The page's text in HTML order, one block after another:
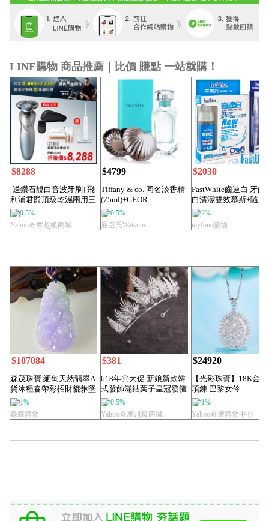
LINE購物 商品推薦｜比價 賺點 一站就購！
$8288
[送鑽石靚白音波牙刷] 飛
利浦君爵頂級乾濕兩用三
刀頭電鬍刀S...
0.5%
Yahoo奇摩超級商城
$4799
Tiffany & co. 同名淡香精
(75ml)+GEOR...
0.5%
屈臣氏Watsons
$2030
FastWhite齒速白 牙齒
白清潔雙效慕斯+隨身
齒美白...
2%
myfone購物
$107084
森茂珠寶 緬甸天然翡翠A
貨冰種春帶彩招財貔貅墜
子B6889
1%
森森購物
$381
618年㊥大促 新娘新款韓
式發飾滿鉆葉子皇冠發箍
銀色耳墜套裝...
0.5%
Yahoo奇摩超級商城
$24920
【光彩珠寶】18K金
項鍊 巴黎女伶
1%
Yahoo奇摩購物中心